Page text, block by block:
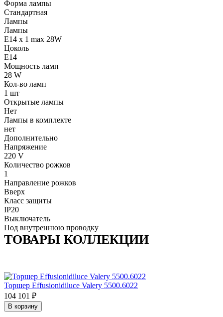
Форма лампы
Стандартная
Лампы
Лампы
E14 x 1 max 28W
Цоколь
E14
Мощность ламп
28 W
Кол-во ламп
1 шт
Открытые лампы
Нет
Лампы в комплекте
нет
Дополнительно
Напряжение
220 V
Количество рожков
1
Направление рожков
Вверх
Класс защиты
IP20
Выключатель
Под внутреннюю проводку
ТОВАРЫ КОЛЛЕКЦИИ
Торшер Effusionidiluce Valery 5500.6022
104 101 ₽
В корзину